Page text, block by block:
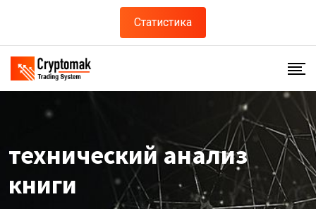
content
Статистика
технический анализ
книги